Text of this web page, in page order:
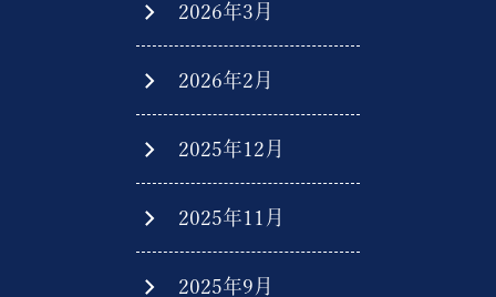
2026年3月
2026年2月
2025年12月
2025年11月
2025年9月